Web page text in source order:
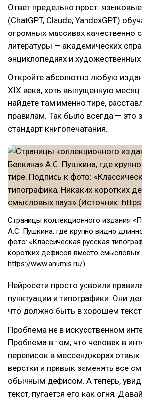
Ответ предельно прост:
(ChatGPT, Claude, YandexGPT)
огромных массивах качественно
литературы — академических
энциклопедиях и художественных
Откройте абсолютно любую
XIX века, хоть выпущенную
найдете там именно тире,
правилам. Так было всегда — это
стандарт книгопечатания.
Страницы коллекционного издания
А.С. Пушкина, где крупно видно
фото: «Классическая русская
коротких дефисов вместо смысловых
https://www.anumis.ru/)
Нейросети просто усвоили
пунктуации и типографики. Они
что должно быть в хорошем
Проблема не в искусственном
Проблема в том, что человек в
переписок в мессенджерах отвык
верстки и привык заменять все
обычным дефисом. А теперь,
текст, пугается его как огня.